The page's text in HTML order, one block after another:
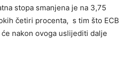
stopa smanjena je na 3,75
četiri procenta, s tim što ECB
nakon ovoga uslijediti dalje